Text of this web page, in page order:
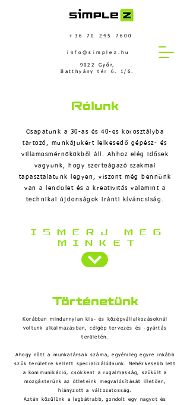
9022 Győr,
Batthyány tér 6. 1/6.
+36 70 245 7600
info@simplez.hu
Rólunk
Csapatunk a 30-as és 40-es korosztályba
tartozó, munkájukért lelkesedő gépész- és
villamosmérnökökből áll. Ahhoz elég idősek
vagyunk, hogy szerteágazó szakmai
tapasztalatunk legyen, viszont még bennünk
van a lendület és a kreativitás valamint a
technikai újdonságok iránti kíváncsiság.
ISMERJ MEG
MINKET
Történetünk
Korábban mindannyian kis- és középvállalkozásoknál
voltunk alkalmazásban, célgép tervezés és -gyártás
területén.
Ahogy nőtt a munkatársak száma, egyénileg egyre inkább
szűk területre kellett specializálódnunk. Nehézkesebb lett
a kommunikáció, csökkent a rugalmasság, szűkült a
mozgásterünk az ötleteink megvalósítását illetően,
hiányzott a változatosság.
Aztán közülünk a legbátrabb, gondolt egy nagyot és